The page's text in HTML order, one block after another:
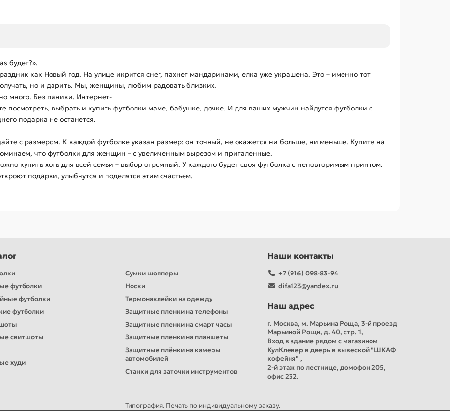
будет?».
как Новый год. На улице икрится снег, пахнет мандаринами, елка уже украшена. Это – именно тот
но и дарить. Мы, женщины, любим радовать близких.
много. Без паники. Интернет-
посмотреть, выбрать и купить футболки маме, бабушке, дочке. И для ваших мужчин найдутся футболки с
подарка не останется.
с размером. К каждой футболке указан размер: он точный, не окажется ни больше, ни меньше. Купите на
что футболки для женщин – с увеличенным вырезом и приталенные.
купить хоть для всей семьи – выбор огромный. У каждого будет своя футболка с неповторимым принтом.
подарки, улыбнутся и поделятся этим счастьем.
футболки
футболки
футболки
свитшоты
худи
Сумки шопперы
Носки
Термонаклейки на одежду
Защитные пленки на телефоны
Защитные пленки на смарт часы
Защитные пленки на планшеты
Защитные плёнки на камеры
автомобилей
Станки для заточки инструментов
Наши контакты
+7 (916) 098-83-94
difa123@yandex.ru
Наш адрес
г. Москва, м. Марьина Роща, 3-й проезд
Марьиной Рощи, д. 40, стр. 1,
Вход в здание рядом с магазином
КулКлевер в дверь в вывеской "ШКАФ
кофейня" ,
2-й этаж по лестнице, домофон 205,
офис 232.
Типография. Печать по индивидуальному заказу.